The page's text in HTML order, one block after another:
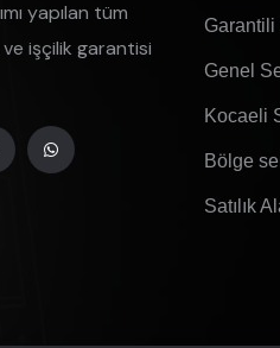
yapılan tüm
işçilik garantisi
Garantili
Genel
Kocaeli
Bölge
Satılık